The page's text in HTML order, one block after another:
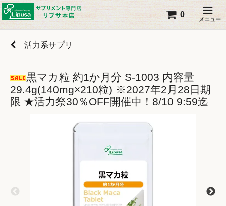
メニュー
0
活力系サプリ
黒マカ粒 約1か月分 S-1003 内容量
29.4g(140mg×210粒) ※2027年2月28日期
限 ★活力祭30％OFF開催中！8/10 9:59迄